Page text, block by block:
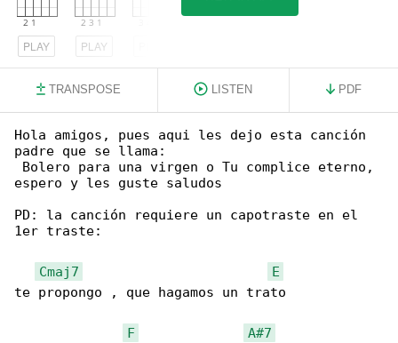
PLAY PLAY
TRANSPOSE LISTEN PDF
Hola amigos, pues aqui les dejo esta canción
padre que se llama:
Bolero para una virgen o Tu complice eterno,
espero y les guste saludos
PD: la canción requiere un capotraste en el
1er traste:
Cmaj7
E
te propongo , que hagamos un trato
F
A#7